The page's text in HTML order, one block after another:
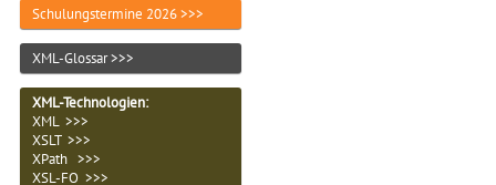
Schulungstermine 2026 >>>
XML-Glossar >>>
XML-Technologien:
XML >>>
XSLT >>>
XPath >>>
XSL-FO >>>